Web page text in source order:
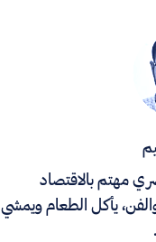
مهتم بالاقتصاد
يأكل الطعام ويمشي